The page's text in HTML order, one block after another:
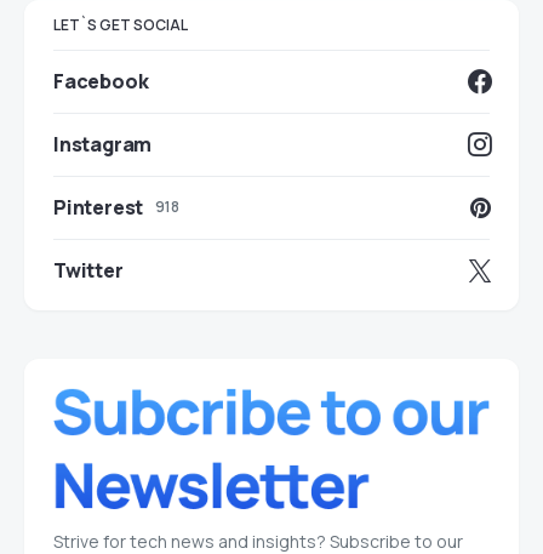
LET`S GET SOCIAL
Facebook
Instagram
Pinterest 918
Twitter
Strive for tech news and insights? Subscribe to our